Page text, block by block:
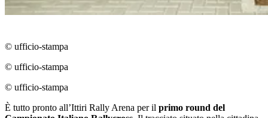
© ufficio-stampa
© ufficio-stampa
© ufficio-stampa
È tutto pronto all’Ittiri Rally Arena per il primo round del